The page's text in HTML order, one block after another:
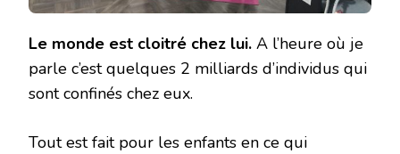
Le monde est cloitré chez lui. A l’heure où je
parle c’est quelques 2 milliards d’individus qui
sont confinés chez eux.
Tout est fait pour les enfants en ce qui